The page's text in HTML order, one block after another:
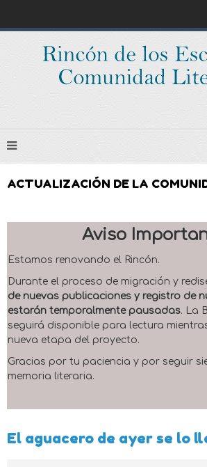
ACTUALIZACIÓN DE LA
Aviso
Estamos renovando el Rincón.
Durante el proceso de migración y
de nuevas publicaciones y registro de
estarán temporalmente pausadas. La
seguirá disponible para lectura
nueva etapa del proyecto.
Gracias por tu paciencia y por seguir
memoria literaria.
El aguacero de ayer se lo